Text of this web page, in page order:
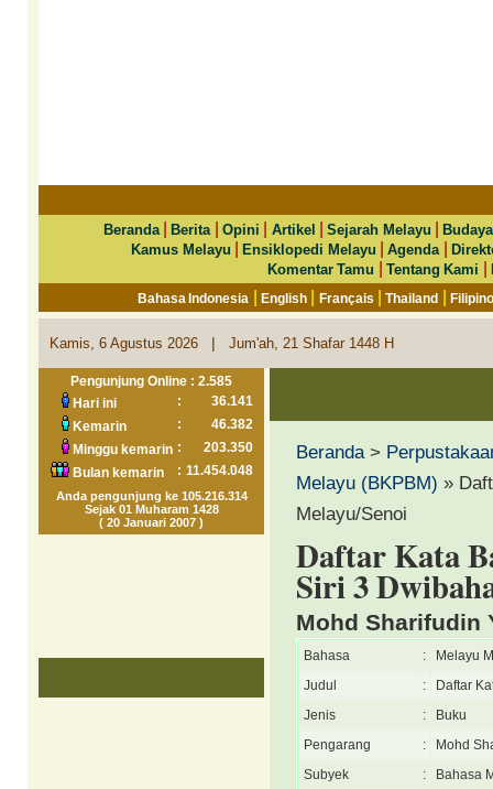
Beranda|Berita Opini Artikel |Sejarah Melayu |
Kamus Melayu
|Ensiklopedi Melayu |Agenda |
Komentar Tamu
|Tentang Kami |
Bahasa Indonesia |English Français |Thailand |
Kamis, 6 Agustus 2026 | Jum'ah, 21 Shafar 1448 H
Pengunjung Online : 2.585
Hari ini
:
36.141
Kemarin
:
46.382
Minggu kemarin :
203.350
Bulan kemarin
: 11.454.048
Anda pengunjung ke 105.216.314
Sejak 01 Muharam 1428
( 20 Januari 2007 )
Beranda>
Melayu (BKPBM) »
Melayu/Senoi
Daftar Kata
Siri 3
Mohd Sharifudin
Bahasa :
Melayu
Judul
:
Daftar
Jenis
:
Buku
Pengarang
:
Mohd
Subyek
:
Bahasa